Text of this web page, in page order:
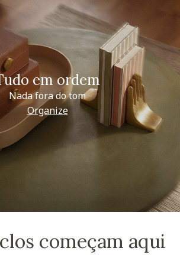
em ordem
Nada fora do tom
Organize
começam aqui